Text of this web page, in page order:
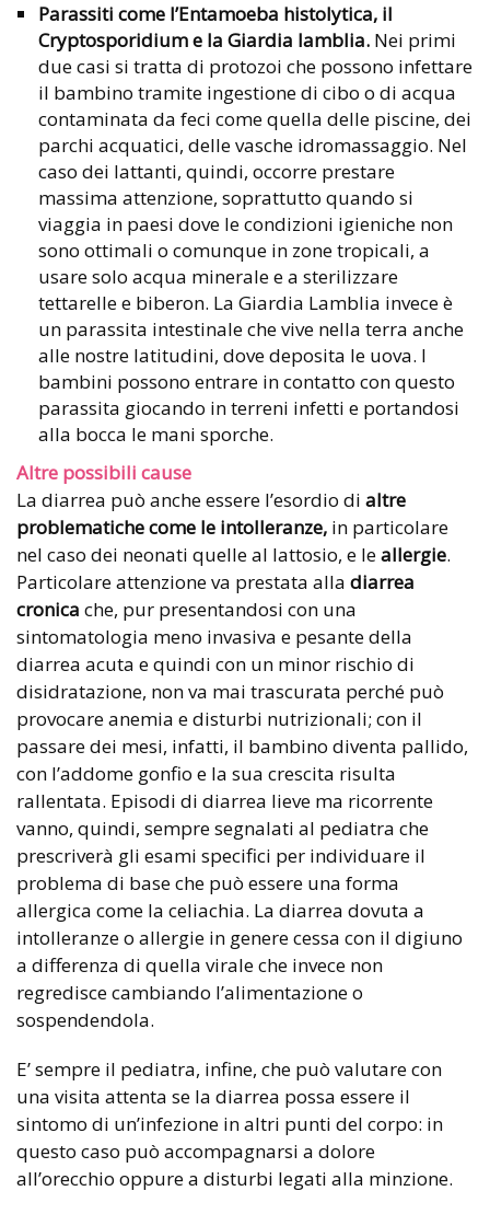
Parassiti come l’Entamoeba histolytica, il
Cryptosporidium e la Giardia lamblia. Nei primi
due casi si tratta di protozoi che possono infettare
il bambino tramite ingestione di cibo o di acqua
contaminata da feci come quella delle piscine, dei
parchi acquatici, delle vasche idromassaggio. Nel
caso dei lattanti, quindi, occorre prestare
massima attenzione, soprattutto quando si
viaggia in paesi dove le condizioni igieniche non
sono ottimali o comunque in zone tropicali, a
usare solo acqua minerale e a sterilizzare
tettarelle e biberon. La Giardia Lamblia invece è
un parassita intestinale che vive nella terra anche
alle nostre latitudini, dove deposita le uova. I
bambini possono entrare in contatto con questo
parassita giocando in terreni infetti e portandosi
alla bocca le mani sporche.
Altre possibili cause
La diarrea può anche essere l’esordio di altre
problematiche come le intolleranze, in particolare
nel caso dei neonati quelle al lattosio, e leallergie.
Particolare attenzione va prestata alla diarrea
cronica che, pur presentandosi con una
sintomatologia meno invasiva e pesante della
diarrea acuta e quindi con un minor rischio di
disidratazione, non va mai trascurata perché può
provocare anemia e disturbi nutrizionali; con il
passare dei mesi, infatti, il bambino diventa pallido,
con l’addome gonfio e la sua crescita risulta
rallentata. Episodi di diarrea lieve ma ricorrente
vanno, quindi, sempre segnalati al pediatra che
prescriverà gli esami specifici per individuare il
problema di base che può essere una forma
allergica come la celiachia. La diarrea dovuta a
intolleranze o allergie in genere cessa con il digiuno
a differenza di quella virale che invece non
regredisce cambiando l’alimentazione o
sospendendola.
E’ sempre il pediatra, infine, che può valutare con
una visita attenta se la diarrea possa essere il
sintomo di un’infezione in altri punti del corpo: in
questo caso può accompagnarsi a dolore
all’orecchio oppure a disturbi legati alla minzione.